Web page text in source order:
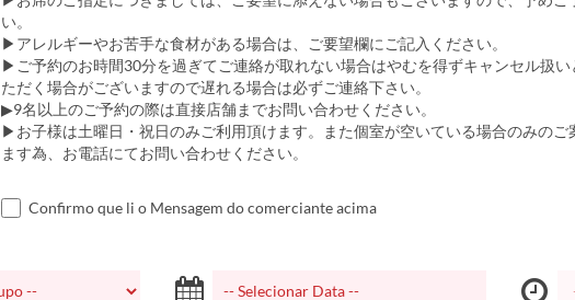
い。
▶アレルギーやお苦手な食材がある場合は、ご要望欄にご記入ください。
▶ご予約のお時間30分を過ぎてご連絡が取れない場合はやむを得ずキャンセル扱い
ただく場合がございますので遅れる場合は必ずご連絡下さい。
▶9名以上のご予約の際は直接店舗までお問い合わせください。
▶お子様は土曜日・祝日のみご利用頂けます。また個室が空いている場合のみのご
ます為、お電話にてお問い合わせください。
Confirmo que li o Mensagem do comerciante acima